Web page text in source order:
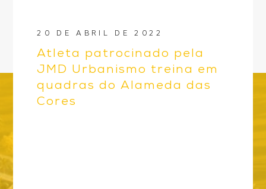
20 DE ABRIL DE 2022
Atleta patrocinado pela
JMD Urbanismo treina em
quadras do Alameda das
Cores